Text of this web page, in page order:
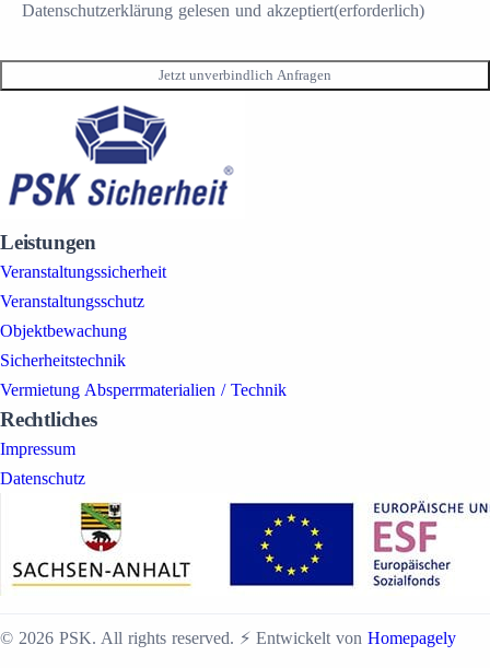
Consent(erforderlich)
Datenschutzerklärung gelesen und akzeptiert(erforderlich)
Leistungen
Veranstaltungssicherheit
Veranstaltungsschutz
Objektbewachung
Sicherheitstechnik
Vermietung Absperrmaterialien / Technik
Rechtliches
Impressum
Datenschutz
© 2026 PSK. All rights reserved. ⚡️ Entwickelt von Homepagely